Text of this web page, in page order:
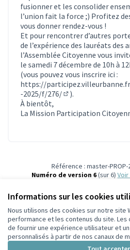
Informations sur les cookies
Nous utilisons des cookies sur notre site
performance et les contenus du site.
de fournir une expérience utilisateur et
personnalisés à partir de nos canaux de
fusionner et les consolider
l’union fait la force ;) Profitez
vous donner rendez-vous !
Et pour rencontrer d’autres
de l’expérience des lauréats des
l’Assemblée Citoyenne vous
le samedi 7 décembre de 10h à
(vous pouvez vous inscrire ici :
https://
-2025/f/276/
(S'ouvre dans un
).
À bientôt,
La Mission Participation
Référence : master-PROP-
Numéro de version 6(sur 6)
Conditions d'utilisation
Paramètres des cookies
Participez Villeurbanne sur X
(Lien externe)
Participez Villeurbanne sur Facebook
Participez Villeurbanne sur
Participez Villeurbanne sur
(Lien externe)